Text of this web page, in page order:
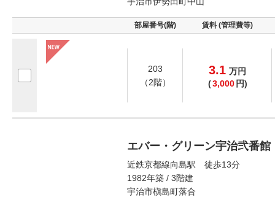
部屋番号(階) 賃料 (管理費等)
203
（2階）
3.1 万円
(3,000 円)
エバー・グリーン宇治弐番館
近鉄京都線向島駅 徒歩13分
1982年築 / 3階建
宇治市槇島町落合